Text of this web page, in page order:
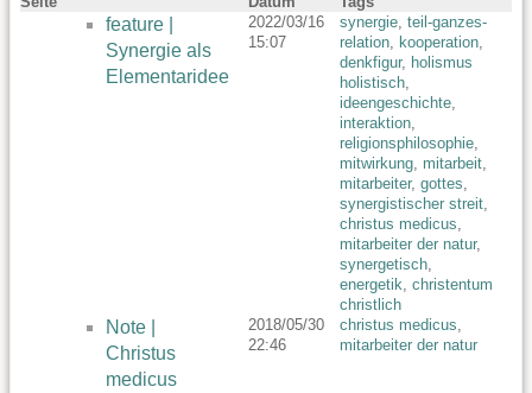
feature |
Synergie als
Elementaridee
2022/03/16
15:07
synergie, teil-ganzes-
relation, kooperation,
denkfigur, holismus
holistisch,
ideengeschichte,
interaktion,
religionsphilosophie,
mitwirkung, mitarbeit,
mitarbeiter, gottes,
synergistischer streit,
christus medicus,
mitarbeiter der natur,
synergetisch,
energetik, christentum
christlich
Note |
Christus
medicus
2018/05/30
22:46
christus medicus,
mitarbeiter der natur